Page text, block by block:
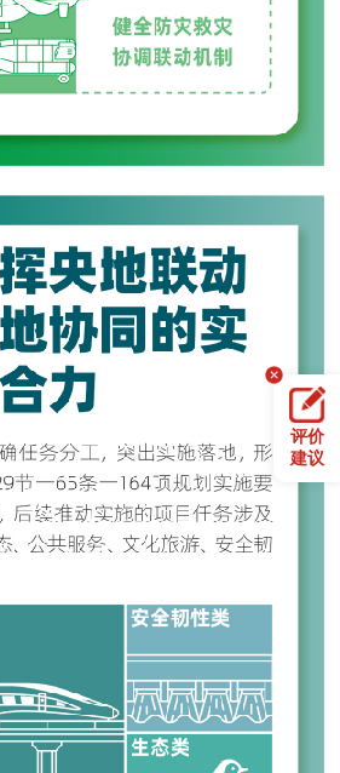
评价
建议